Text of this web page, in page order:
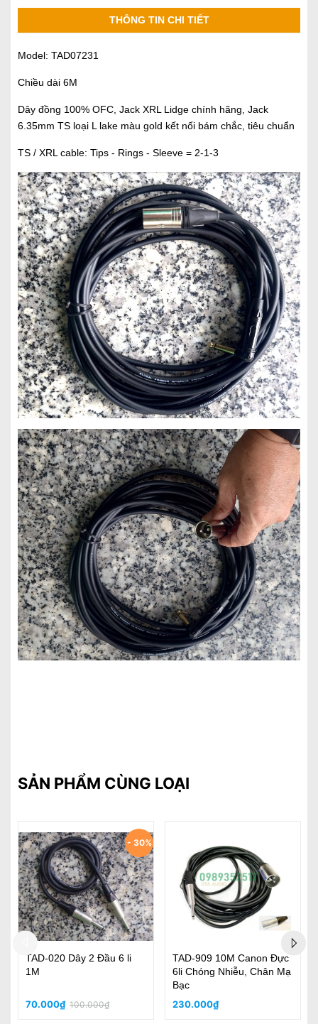
THÔNG TIN CHI TIẾT
Model: TAD07231
Chiều dài 6M
Dây đồng 100% OFC, Jack XRL Lidge chính hãng, Jack
6.35mm TS loại L lake màu gold kết nối bám chắc, tiêu chuẩn
TS / XRL cable: Tips - Rings - Sleeve = 2-1-3
SẢN PHẨM CÙNG LOẠI
- 44%
BÓ 10M DÂY LOA 2x3.0
Cao Cấp Chuyên Nghiệp
140.000₫250.000₫
Cặp Dây Bông Sen - Dây
Y Jack Sanke Tốt Tốt Đầu
Jack Tốt
190.000₫